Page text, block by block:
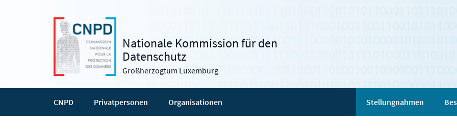
Nationale Kommission für den
Datenschutz
Großherzogtum Luxemburg
CNPD Privatpersonen Organisationen Stellungnahmen